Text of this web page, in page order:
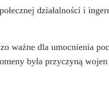
działalności i
ważne dla umocnienia
była przyczyną